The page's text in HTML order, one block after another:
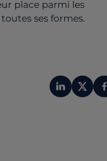
place parmi les
ses formes.